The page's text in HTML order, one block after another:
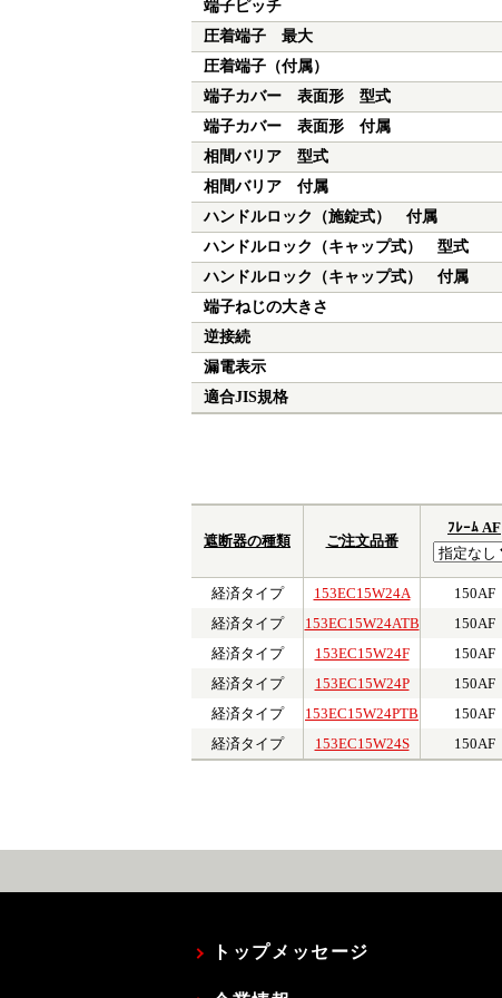
端子ピッチ
圧着端子 最大
圧着端子（付属）
端子カバー 表面形 型式
端子カバー 表面形 付属
相間バリア 型式
相間バリア 付属
ハンドルロック（施錠式） 付属
ハンドルロック（キャップ式） 型式
ハンドルロック（キャップ式） 付属
端子ねじの大きさ
逆接続
漏電表示
適合JIS規格
遮断器の種類 ご注文品番
ﾌﾚｰﾑ AF
経済タイプ 153EC15W24A 150AF
経済タイプ
153EC15W24ATB 150AF
経済タイプ
153EC15W24F 150AF
経済タイプ
153EC15W24P 150AF
経済タイプ
153EC15W24PTB 150AF
経済タイプ
153EC15W24S 150AF
トップメッセージ